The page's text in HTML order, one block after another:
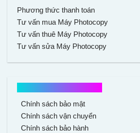
Phương thức thanh toán
Tư vấn mua Máy Photocopy
Tư vấn thuê Máy Photocopy
Tư vấn sửa Máy Photocopy
Chính sách bảo mật
Chính sách vận chuyển
Chính sách bảo hành